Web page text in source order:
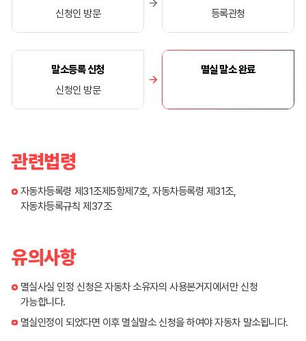
신청인 방문
등록관청
말소등록 신청
신청인 방문
멸실 말소 완료
관련법령
자동차등록령 제31조제5항제7호, 자동차등록령 제31조,
자동차등록규칙 제37조
유의사항
멸실사실 인정 신청은 자동차 소유자의 사용본거지에서만 신청
가능합니다.
멸실인정이 되었다면 이후 멸실말소 신청을 하여야 자동차 말소됩니다.